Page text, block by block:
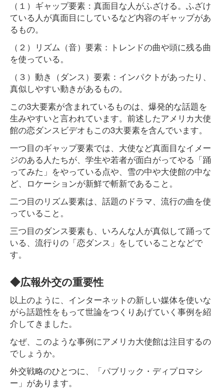
（１）ギャップ要素：真面目な人がふざける。ふざけ
ている人が真面目にしているなど内容のギャップがあ
るもの。
（２）リズム（音）要素：トレンドの曲や頭に残る曲
を使っている。
（３）動き（ダンス）要素：インパクトがあったり、
真似しやすい動きがあるもの。
この3大要素が含まれているものは、爆発的な話題を
生みやすいと言われています。前述したアメリカ大使
館の恋ダンスビデオもこの3大要素を含んでいます。
一つ目のギャップ要素では、大使など真面目なイメー
ジのある人たちが、学生や若者が面白がってやる「踊
ってみた」をやっている点や、雪の中や大使館の中な
ど、ロケーションが新鮮で斬新であること。
二つ目のリズム要素は、話題のドラマ、流行の曲を使
っていること。
三つ目のダンス要素も、いろんな人が真似して踊って
いる、流行りの「恋ダンス」をしていることなどで
す。
◆広報外交の重要性
以上のように、インターネットの新しい媒体を使いな
がら話題性をもって世論をつくりあげていく事例を紹
介してきました。
なぜ、このような事例にアメリカ大使館は注目するの
でしょうか。
外交戦略のひとつに、「パブリック・ディプロマシ
ー」があります。